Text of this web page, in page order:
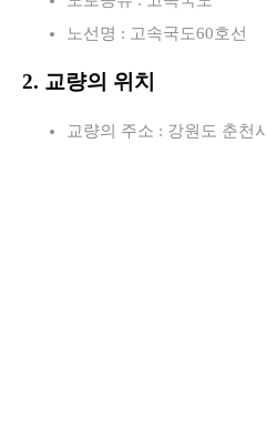
노선명 : 고속국도60호선
2. 교량의 위치
교량의 주소 : 강원도 춘천